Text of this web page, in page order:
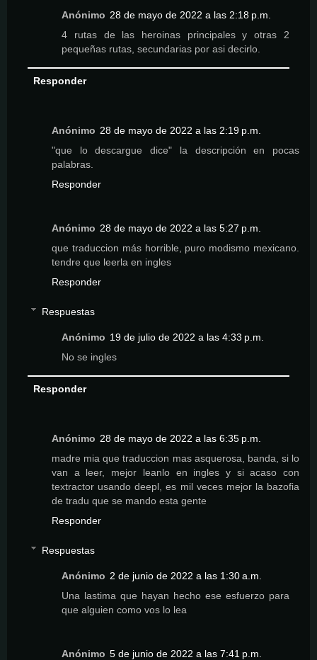
Anónimo 28 de mayo de 2022 a las 2:18 p.m.
4 rutas de las heroinas principales y otras 2
pequeñas rutas, secundarias por asi decirlo.
Responder
Anónimo 28 de mayo de 2022 a las 2:19 p.m.
"que lo descargue dice" la descripción en pocas
palabras.
Responder
Anónimo 28 de mayo de 2022 a las 5:27 p.m.
que traduccion más horrible, puro modismo mexicano.
tendre que leerla en ingles
Responder
Respuestas
Anónimo 19 de julio de 2022 a las 4:33 p.m.
No se ingles
Responder
Anónimo 28 de mayo de 2022 a las 6:35 p.m.
madre mia que traduccion mas asquerosa, banda, si lo
van a leer, mejor leanlo en ingles y si acaso con
textractor usando deepl, es mil veces mejor la bazofia
de tradu que se mando esta gente
Responder
Respuestas
Anónimo 2 de junio de 2022 a las 1:30 a.m.
Una lastima que hayan hecho ese esfuerzo para
que alguien como vos lo lea
Anónimo 5 de junio de 2022 a las 7:41 p.m.